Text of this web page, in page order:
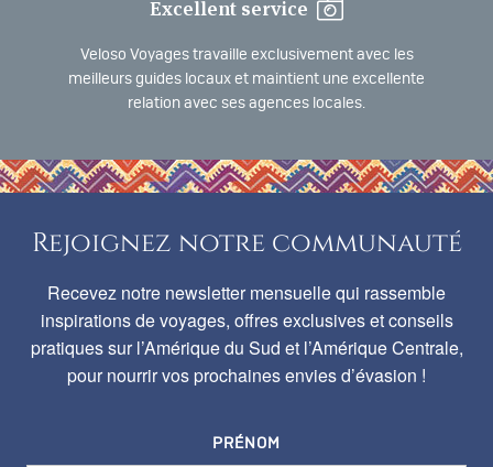
Excellent service
Veloso Voyages travaille exclusivement avec les
meilleurs guides locaux et maintient une excellente
relation avec ses agences locales.
Rejoignez notre communauté
Recevez notre newsletter mensuelle qui rassemble
inspirations de voyages, offres exclusives et conseils
pratiques sur l’Amérique du Sud et l’Amérique Centrale,
pour nourrir vos prochaines envies d’évasion !
PRÉNOM